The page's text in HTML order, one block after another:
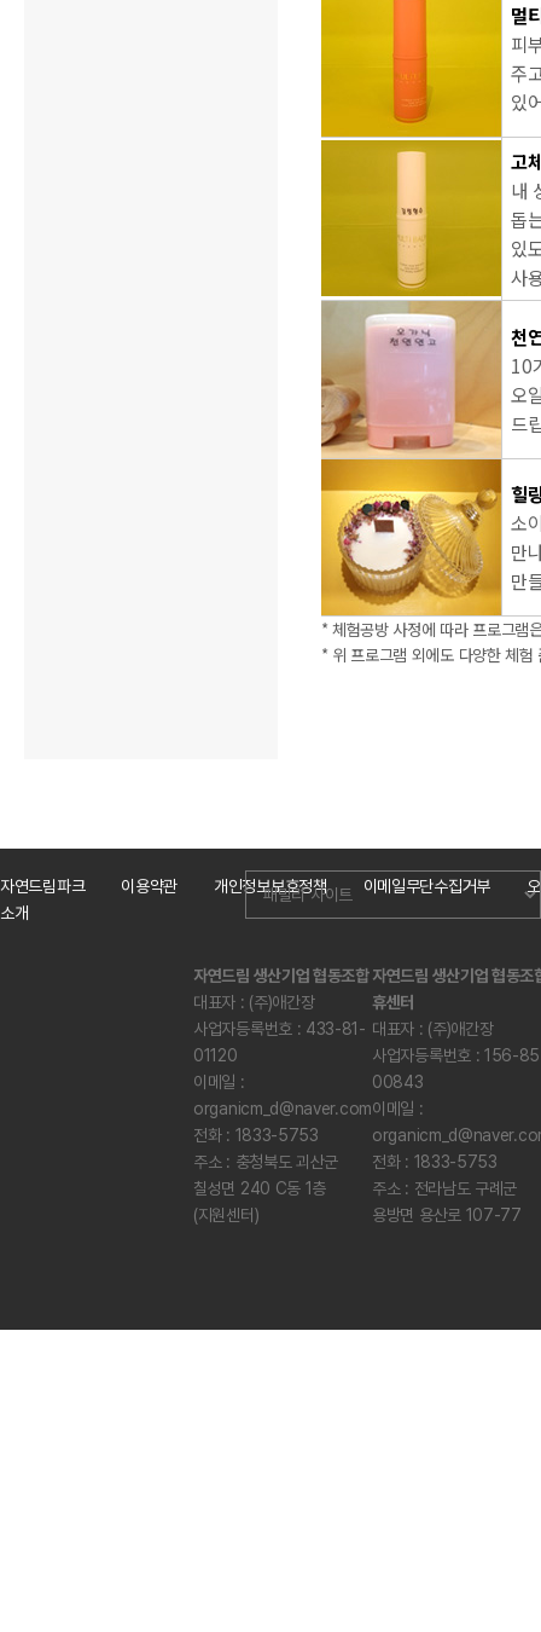
멀
피
주
있
고
내
돕
있
사
천
10
오
드
힐
소
만
만
* 체험공방 사정에 따라 프로그램
* 위 프로그램 외에도 다양한 체험
자연드림파크
소개
이용약관 개인정보보호정책 이메일무단수집거부
자연드림 생산기업 협동조합
대표자 : (주)애간장
사업자등록번호 : 433-81-
01120
이메일 :
organicm_d@naver.com
전화 : 1833-5753
주소 : 충청북도 괴산군
칠성면 240 C동 1층
(지원센터)
자연드림 생산기업 협동조
휴센터
대표자 : (주)애간장
사업자등록번호 : 156-
00843
이메일 :
전화 : 1833-5753
주소 : 전라남도 구례군
용방면 용산로 107-77